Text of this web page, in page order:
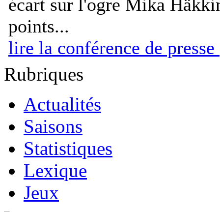
écart sur l'ogre Mika
points...
lire la conférence de
Rubriques
Actualités
Saisons
Statistiques
Lexique
Jeux